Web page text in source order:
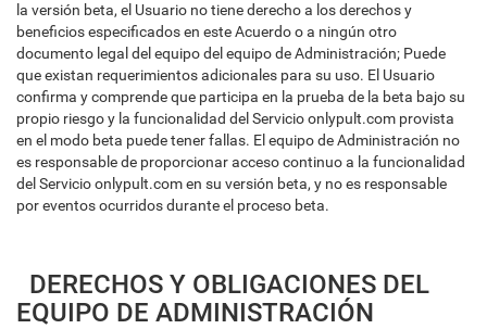
la versión beta, el Usuario no tiene derecho a los derechos y
beneficios especificados en este Acuerdo o a ningún otro
documento legal del equipo del equipo de Administración; Puede
que existan requerimientos adicionales para su uso. El Usuario
confirma y comprende que participa en la prueba de la beta bajo su
propio riesgo y la funcionalidad del Servicio onlypult.com provista
en el modo beta puede tener fallas. El equipo de Administración no
es responsable de proporcionar acceso continuo a la funcionalidad
del Servicio onlypult.com en su versión beta, y no es responsable
por eventos ocurridos durante el proceso beta.
DERECHOS Y OBLIGACIONES DEL
EQUIPO DE ADMINISTRACIÓN